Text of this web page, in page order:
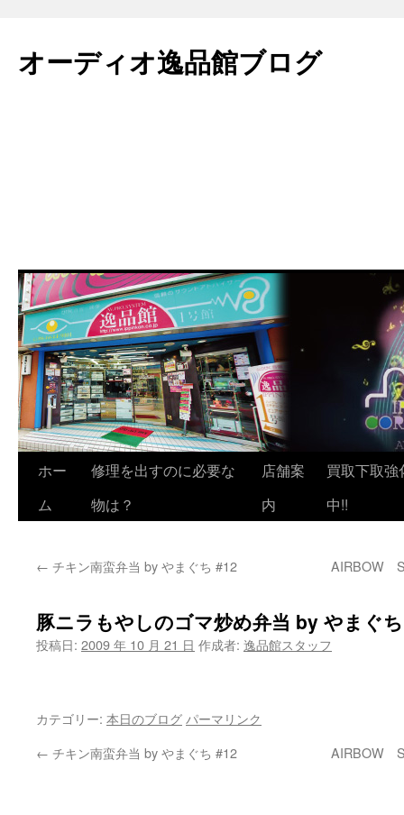
テ
ン
オーディオ逸品館ブログ
ホー
ム
修理を出すのに必要な
物は？
店舗案
内
買取下取強
中!!
← チキン南蛮弁当 by やまぐち #12 AIRBOW
豚ニラもやしのゴマ炒め弁当 by やまぐ
投稿日: 2009 年 10 月 21 日 作成者: 逸品館スタッフ
カテゴリー: 本日のブログ パーマリンク
← チキン南蛮弁当 by やまぐち #12 AIRBOW